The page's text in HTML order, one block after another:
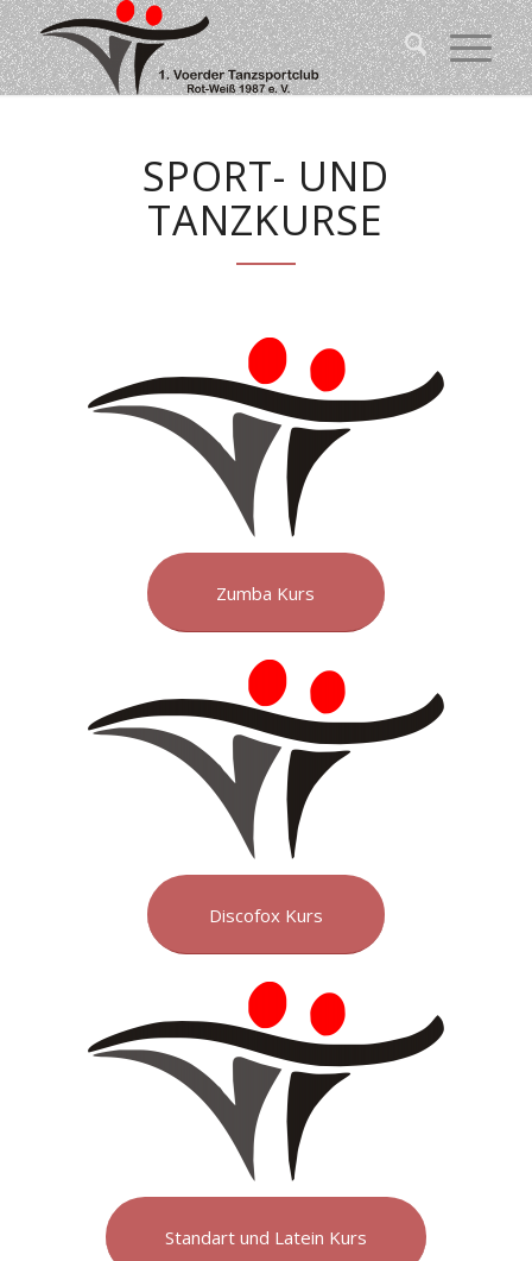
SPORT- UND
TANZKURSE
Zumba Kurs
Discofox Kurs
Standart und Latein Kurs